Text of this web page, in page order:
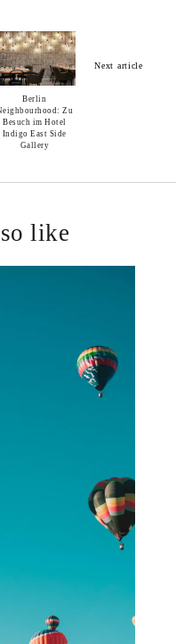
Next article
Berlin
Zu
Besuch im Hotel
Indigo East Side
Gallery
like